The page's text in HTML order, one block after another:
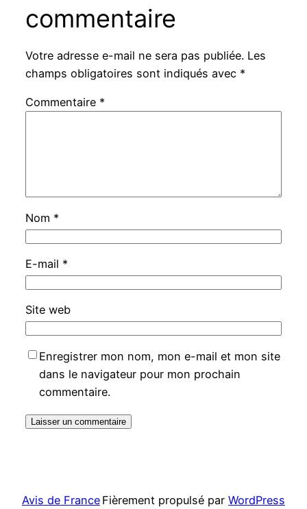
commentaire
Votre adresse e-mail ne sera pas publiée. Les
champs obligatoires sont indiqués avec *
Commentaire *
Nom *
E-mail *
Site web
Enregistrer mon nom, mon e-mail et mon site
dans le navigateur pour mon prochain
commentaire.
Avis de France Fièrement propulsé par WordPress